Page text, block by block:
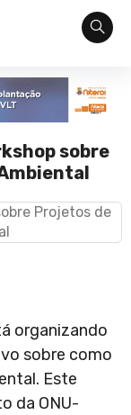
sobre
organizando
sobre como
Este
da ONU-